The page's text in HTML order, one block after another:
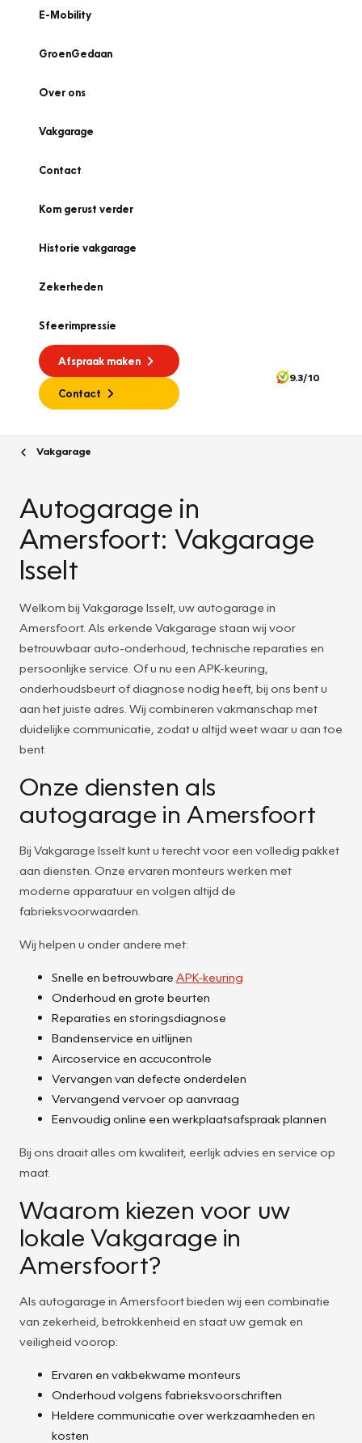
E-Mobility
GroenGedaan
Over ons
Vakgarage
Contact
Kom gerust verder
Historie vakgarage
Zekerheden
Sfeerimpressie
Afspraak maken
Contact
9.3/10
Vakgarage
Autogarage in
Amersfoort: Vakgarage
Isselt
Welkom bij Vakgarage Isselt, uw autogarage in
Amersfoort. Als erkende Vakgarage staan wij voor
betrouwbaar auto-onderhoud, technische reparaties en
persoonlijke service. Of u nu een APK-keuring,
onderhoudsbeurt of diagnose nodig heeft, bij ons bent u
aan het juiste adres. Wij combineren vakmanschap met
duidelijke communicatie, zodat u altijd weet waar u aan toe
bent.
Onze diensten als
autogarage in Amersfoort
Bij Vakgarage Isselt kunt u terecht voor een volledig pakket
aan diensten. Onze ervaren monteurs werken met
moderne apparatuur en volgen altijd de
fabrieksvoorwaarden.
Wij helpen u onder andere met:
Snelle en betrouwbare APK-keuring
Onderhoud en grote beurten
Reparaties en storingsdiagnose
Bandenservice en uitlijnen
Aircoservice en accucontrole
Vervangen van defecte onderdelen
Vervangend vervoer op aanvraag
Eenvoudig online een werkplaatsafspraak plannen
Bij ons draait alles om kwaliteit, eerlijk advies en service op
maat.
Waarom kiezen voor uw
lokale Vakgarage in
Amersfoort?
Als autogarage in Amersfoort bieden wij een combinatie
van zekerheid, betrokkenheid en staat uw gemak en
veiligheid voorop:
Ervaren en vakbekwame monteurs
Onderhoud volgens fabrieksvoorschriften
Heldere communicatie over werkzaamheden en
kosten